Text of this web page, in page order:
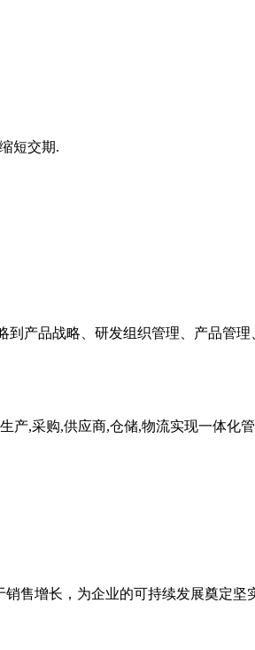
短交期.
产品战略、研发组织管理、产品管
产,采购,供应商,仓储,物流实现一体化
售增长，为企业的可持续发展奠定坚